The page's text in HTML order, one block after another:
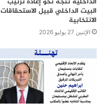
البيت الداخلي قبيل الاستحقاقات
الانتخابية
الإثنين 27 يوليو 2026